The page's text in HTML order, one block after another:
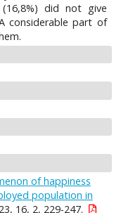
did not give
considerable part of
of happiness
population in
16, 2, 229-247.